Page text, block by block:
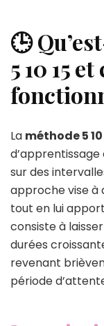
🕒
5 10 15
La méthode 5 10
sur des
approche vise à
tout en lui
consiste à
durées
revenant
période